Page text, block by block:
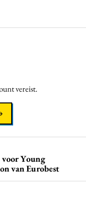
vereist.
Young
van Eurobest